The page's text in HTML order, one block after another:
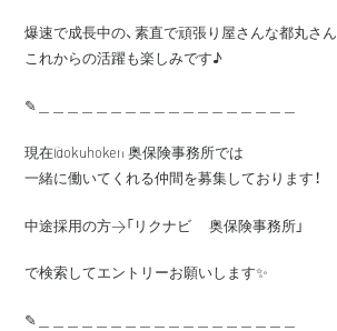
爆速で成長中の、素直で頑張り屋さんな都丸さん
これからの活躍も楽しみです♪
✎︎＿＿＿＿＿＿＿＿＿＿＿＿＿＿＿＿＿＿
現在@okuhoken 奥保険事務所では
一緒に働いてくれる仲間を募集しております！
中途採用の方→「リクナビ 奥保険事務所」
で検索してエントリーお願いします✨
✎︎＿＿＿＿＿＿＿＿＿＿＿＿＿＿＿＿＿＿